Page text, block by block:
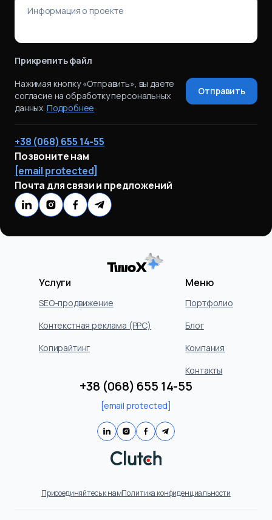
Прикрепить файл
Нажимая кнопку «Отправить», вы даете
согласие на обработку персональных
данных. Подробнее
Отправить
+38 (068) 655 14-55
Позвоните нам
[email protected]
Почта для связи и предложений
Услуги
SEO-продвижение
Контекстная реклама (PPC)
Копирайтинг
Меню
Портфолио
Блог
Компания
Контакты
+38 (068) 655 14-55
[email protected]
Присоединяйтесь к намПолитика конфиденциальности